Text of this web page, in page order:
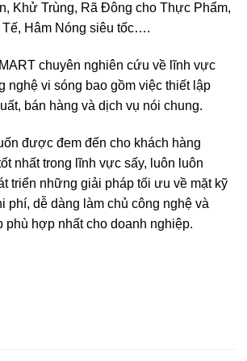
Khử Trùng, Rã Đông cho Thực Phẩm,
Tế, Hâm Nóng siêu tốc….
chuyên nghiên cứu về lĩnh vực
nghệ vi sóng bao gồm việc thiết lập
bán hàng và dịch vụ nói chung.
được đem đến cho khách hàng
nhất trong lĩnh vực sấy, luôn luôn
triển những giải pháp tối ưu về mặt kỹ
phí, dễ dàng làm chủ công nghệ và
phù hợp nhất cho doanh nghiệp.